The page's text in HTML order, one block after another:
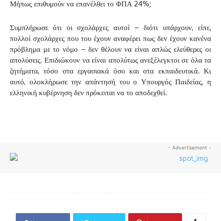
Μήπως επιθυμούν να επανέλθει το ΦΠΑ 24%;
Συμπλήρωσε ότι οι σχολάρχες αυτοί – διότι υπάρχουν, είπε,
πολλοί σχολάρχες που του έχουν αναφέρει πως δεν έχουν κανένα
πρόβλημα με το νόμο – δεν θέλουν να είναι απλώς ελεύθερες οι
απολύσεις. Επιδιώκουν να είναι απολύτως ανεξέλεγκτοι σε όλα τα
ζητήματα, τόσο στα εργασιακά όσο και στα εκπαιδευτικά. Κι
αυτό, ολοκλήρωσε την απάντησή του ο Υπουργός Παιδείας, η
ελληνική κυβέρνηση δεν πρόκειται να το αποδεχθεί.
- Advertisement -